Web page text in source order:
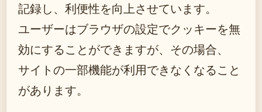
記録し、利便性を向上させています。
ユーザーはブラウザの設定でクッキーを無
効にすることができますが、その場合、
サイトの一部機能が利用できなくなること
があります。